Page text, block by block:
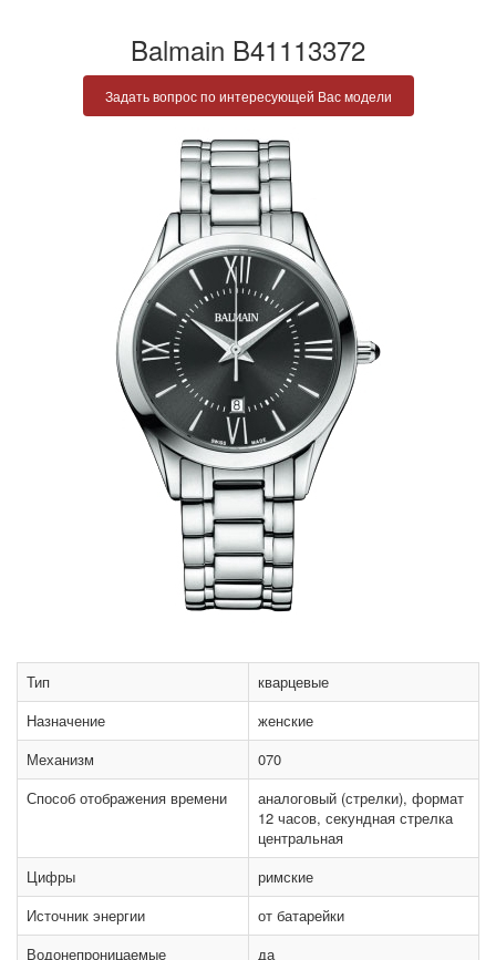
Balmain B41113372
Задать вопрос по интересующей Вас модели
Тип
кварцевые
Назначение
женские
Механизм
070
Способ отображения времени
аналоговый (стрелки), формат
12 часов, секундная стрелка
центральная
Цифры
римские
Источник энергии
от батарейки
Водонепроницаемые
да